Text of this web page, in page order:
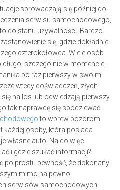
sprowadzają się później do
serwisu samochodowego,
do stanu używalności. Bardzo
się, gdzie dokładnie
czterokołowca. Wiele osób
szczególnie w momencie,
po raz pierwszy w swoim
wtedy doświadczeń, złych
na los lub odwiedzają pierwszy
tak naprawdę się spodziewać.
to wbrew pozorom
każdej osoby, która posiada
własne auto. Na co więc
i gdzie szukać informacji?
po prostu pewność, że dokonany
mimo na pewno
serwisów samochodowych.